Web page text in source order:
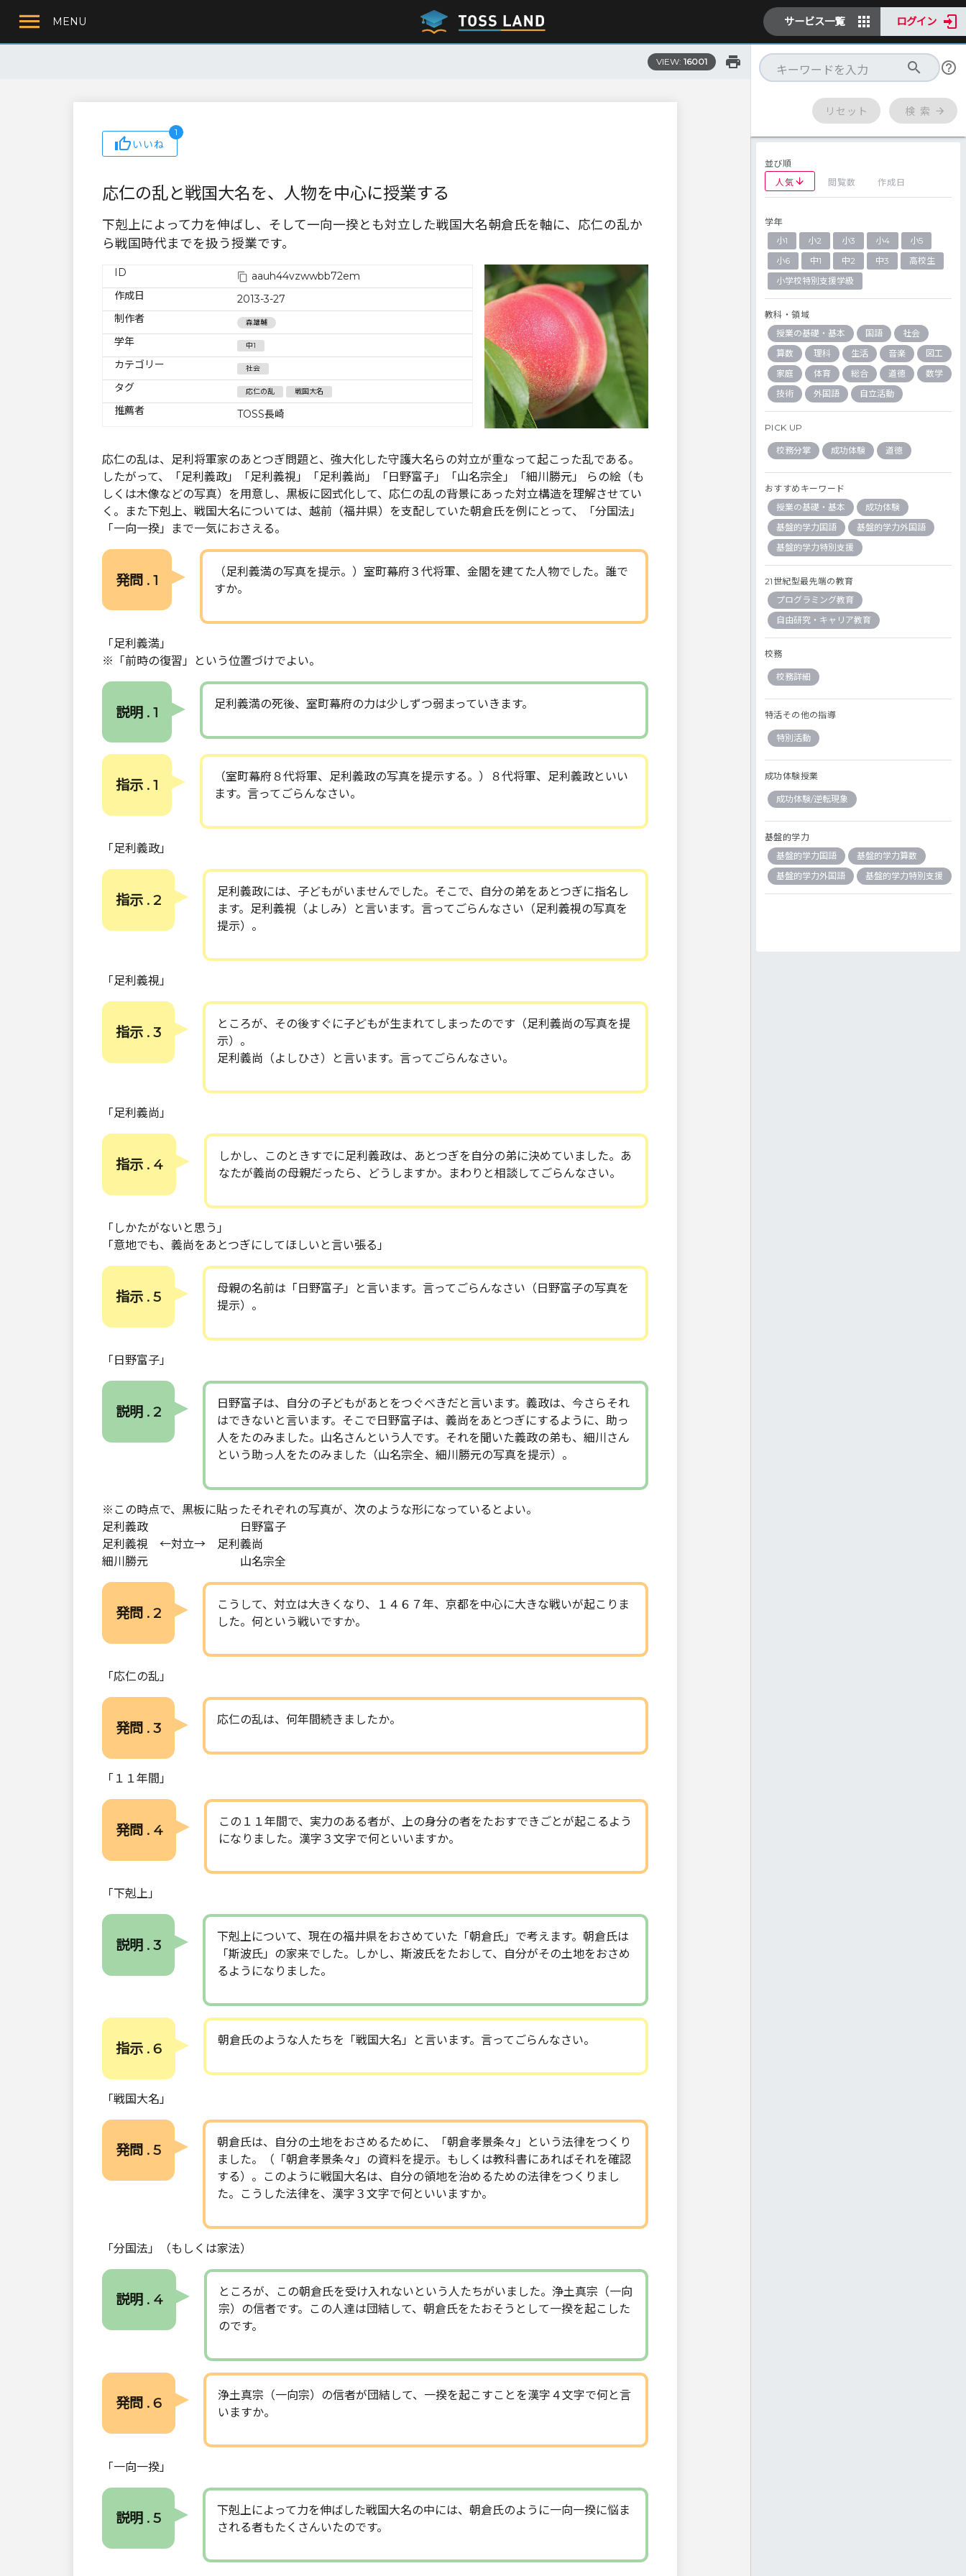
MENU サービス一覧 ログイン
VIEW: 16001
いいね
1
応仁の乱と戦国大名を、人物を中心に授業する
下剋上によって力を伸ばし、そして一向一揆とも対立した戦国大名朝倉氏を軸に、応仁の乱か
ら戦国時代までを扱う授業です。
ID
aauh44vzwwbb72em
作成日
2013-3-27
制作者
森雄輔
学年 中1
カテゴリー 社会
タグ 応仁の乱 戦国大名
推薦者 TOSS長崎
応仁の乱は、足利将軍家のあとつぎ問題と、強大化した守護大名らの対立が重なって起こった乱である。
したがって、「足利義政」「足利義視」「足利義尚」「日野富子」「山名宗全」「細川勝元」 らの絵（も
しくは木像などの写真）を用意し、黒板に図式化して、応仁の乱の背景にあった対立構造を理解させてい
く。また下剋上、戦国大名については、越前（福井県）を支配していた朝倉氏を例にとって、「分国法」
「一向一揆」まで一気におさえる。
発問 . 1
（足利義満の写真を提示。）室町幕府３代将軍、金閣を建てた人物でした。誰で
すか。
「足利義満」
※「前時の復習」という位置づけでよい。
説明 . 1 足利義満の死後、室町幕府の力は少しずつ弱まっていきます。
指示 . 1
（室町幕府８代将軍、足利義政の写真を提示する。）８代将軍、足利義政といい
ます。言ってごらんなさい。
「足利義政」
指示 . 2
足利義政には、子どもがいませんでした。そこで、自分の弟をあとつぎに指名し
ます。足利義視（よしみ）と言います。言ってごらんなさい（足利義視の写真を
提示）。
「足利義視」
指示 . 3
ところが、その後すぐに子どもが生まれてしまったのです（足利義尚の写真を提
示）。
足利義尚（よしひさ）と言います。言ってごらんなさい。
「足利義尚」
指示 . 4
しかし、このときすでに足利義政は、あとつぎを自分の弟に決めていました。あ
なたが義尚の母親だったら、どうしますか。まわりと相談してごらんなさい。
「しかたがないと思う」
「意地でも、義尚をあとつぎにしてほしいと言い張る」
指示 . 5
母親の名前は「日野富子」と言います。言ってごらんなさい（日野富子の写真を
提示）。
「日野富子」
説明 . 2
日野富子は、自分の子どもがあとをつぐべきだと言います。義政は、今さらそれ
はできないと言います。そこで日野富子は、義尚をあとつぎにするように、助っ
人をたのみました。山名さんという人です。それを聞いた義政の弟も、細川さん
という助っ人をたのみました（山名宗全、細川勝元の写真を提示）。
※この時点で、黒板に貼ったそれぞれの写真が、次のような形になっているとよい。
足利義政 日野富子
足利義視 ←対立→ 足利義尚
細川勝元 山名宗全
発問 . 2
こうして、対立は大きくなり、１４６７年、京都を中心に大きな戦いが起こりま
した。何という戦いですか。
「応仁の乱」
発問 . 3 応仁の乱は、何年間続きましたか。
「１１年間」
発問 . 4
この１１年間で、実力のある者が、上の身分の者をたおすできごとが起こるよう
になりました。漢字３文字で何といいますか。
「下剋上」
説明 . 3
下剋上について、現在の福井県をおさめていた「朝倉氏」で考えます。朝倉氏は
「斯波氏」の家来でした。しかし、斯波氏をたおして、自分がその土地をおさめ
るようになりました。
指示 . 6 朝倉氏のような人たちを「戦国大名」と言います。言ってごらんなさい。
「戦国大名」
発問 . 5
朝倉氏は、自分の土地をおさめるために、「朝倉孝景条々」という法律をつくり
ました。（「朝倉孝景条々」の資料を提示。もしくは教科書にあればそれを確認
する）。このように戦国大名は、自分の領地を治めるための法律をつくりまし
た。こうした法律を、漢字３文字で何といいますか。
「分国法」（もしくは家法）
説明 . 4
ところが、この朝倉氏を受け入れないという人たちがいました。浄土真宗（一向
宗）の信者です。この人達は団結して、朝倉氏をたおそうとして一揆を起こした
のです。
発問 . 6
浄土真宗（一向宗）の信者が団結して、一揆を起こすことを漢字４文字で何と言
いますか。
「一向一揆」
説明 . 5
下剋上によって力を伸ばした戦国大名の中には、朝倉氏のように一向一揆に悩ま
される者もたくさんいたのです。
リセット 検 索
並び順
人気
閲覧数 作成日
学年
小1
小2 小3 小4
小5
小6
中1 中2 中3
高校生
小学校特別支援学級
教科・領域
授業の基礎・基本
国語
社会
算数
理科 生活 音楽
図工
家庭
体育 総合 道徳
数学
技術
外国語 自立活動
PICK UP
校務分掌 成功体験 道徳
おすすめキーワード
授業の基礎・基本
成功体験
基盤的学力国語
基盤的学力外国語
基盤的学力特別支援
21世紀型最先端の教育
プログラミング教育
自由研究・キャリア教育
校務
校務詳細
特活その他の指導
特別活動
成功体験授業
成功体験/逆転現象
基盤的学力
基盤的学力国語
基盤的学力算数
基盤的学力外国語
基盤的学力特別支援